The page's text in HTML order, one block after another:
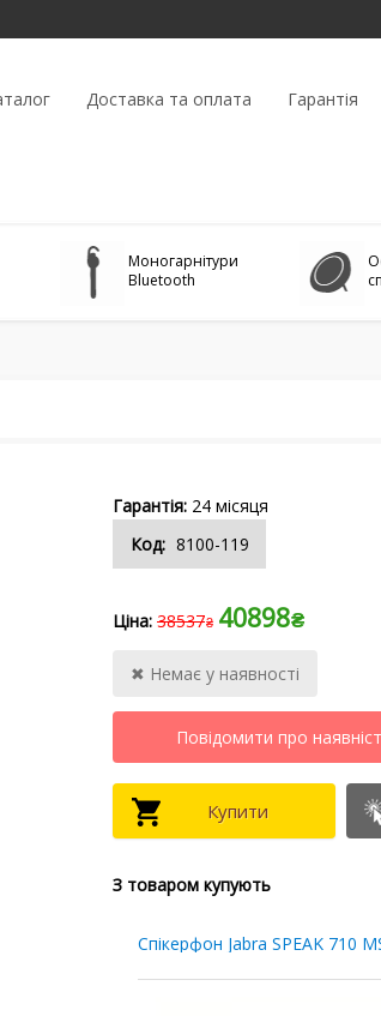
Доставка та оплата Гарантія
Моногарнітури
Bluetooth
24
8100-119
38537₴ 40898₴
Спікерфон Jabra SPEAK 710